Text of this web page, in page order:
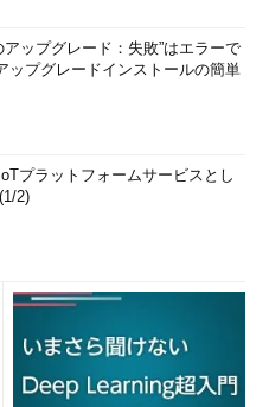
アップグレード：失敗”はエラーで
プグレードインストールの簡単
プラットフォームサービスとし
2)